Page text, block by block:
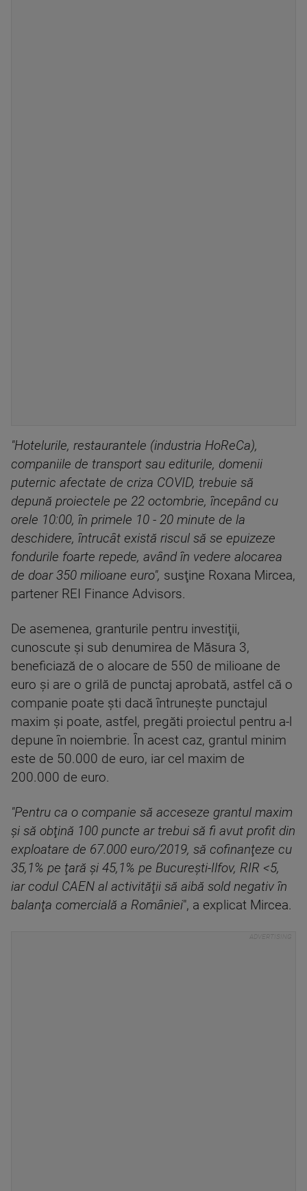
"Hotelurile, restaurantele (industria HoReCa),
companiile de transport sau editurile, domenii
puternic afectate de criza COVID, trebuie să
depună proiectele pe 22 octombrie, începând cu
orele 10:00, în primele 10 - 20 minute de la
deschidere, întrucât există riscul să se epuizeze
fondurile foarte repede, având în vedere alocarea
de doar 350 milioane euro", susţine Roxana Mircea,
partener REI Finance Advisors.
De asemenea, granturile pentru investiţii,
cunoscute şi sub denumirea de Măsura 3,
beneficiază de o alocare de 550 de milioane de
euro şi are o grilă de punctaj aprobată, astfel că o
companie poate şti dacă întruneşte punctajul
maxim şi poate, astfel, pregăti proiectul pentru a-l
depune în noiembrie. În acest caz, grantul minim
este de 50.000 de euro, iar cel maxim de
200.000 de euro.
"Pentru ca o companie să acceseze grantul maxim
şi să obţină 100 puncte ar trebui să fi avut profit din
exploatare de 67.000 euro/2019, să cofinanţeze cu
35,1% pe ţară şi 45,1% pe Bucureşti-Ilfov, RIR <5,
iar codul CAEN al activităţii să aibă sold negativ în
balanţa comercială a României", a explicat Mircea.